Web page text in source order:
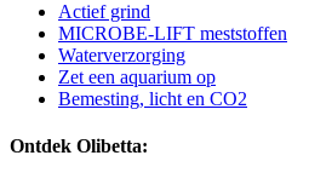
Actief grind
MICROBE-LIFT meststoffen
Waterverzorging
Zet een aquarium op
Bemesting, licht en CO2
Ontdek Olibetta: